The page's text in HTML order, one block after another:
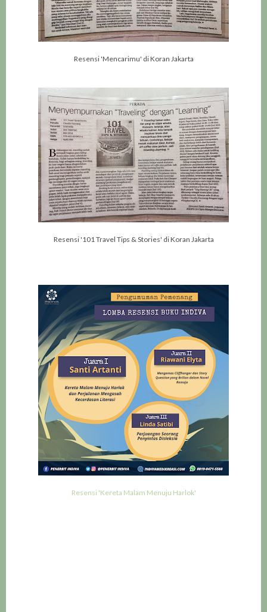
Resensi 'Mencarimu' di Koran Jakarta
Resensi '101 Travel Tips & Stories' di Koran Jakarta
Resensi 'Kereta Malam Menuju Harlok'